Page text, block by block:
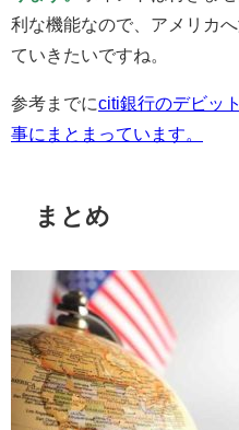
利な機能なので、アメリカ
ていきたいですね。
参考までにciti銀行のデビッ
事にまとまっています。
まとめ